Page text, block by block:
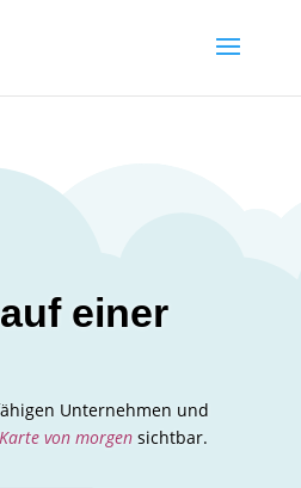
einer
Unternehmen und
Karte von morgen sichtbar.